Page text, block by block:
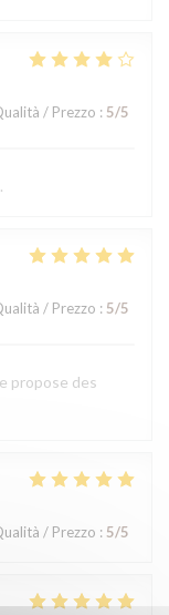
/ Prezzo : 5/5
/ Prezzo : 5/5
propose des
/ Prezzo : 5/5